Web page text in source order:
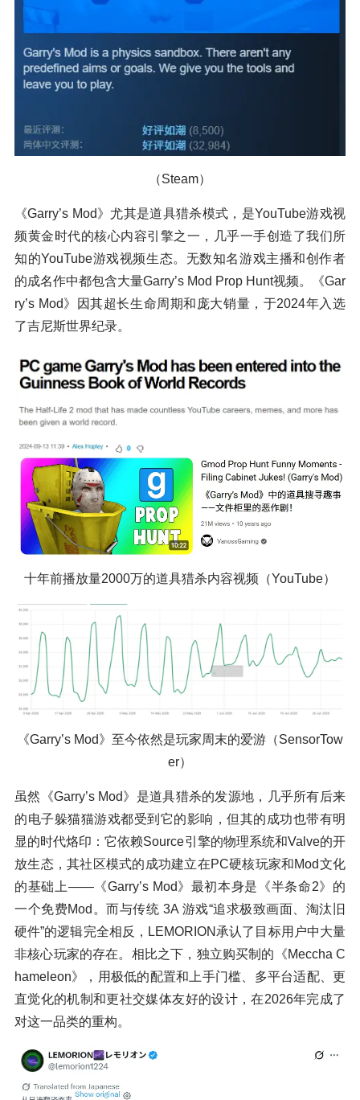
（Steam）
《Garry’s Mod》尤其是道具猎杀模式，是YouTube游戏视
频黄金时代的核心内容引擎之一，几乎一手创造了我们所
知的YouTube游戏视频生态。无数知名游戏主播和创作者
的成名作中都包含大量Garry’s Mod Prop Hunt视频。《Gar
ry’s Mod》因其超长生命周期和庞大销量，于2024年入选
了吉尼斯世界纪录。
十年前播放量2000万的道具猎杀内容视频（YouTube）
《Garry’s Mod》至今依然是玩家周末的爱游（SensorTow
er）
虽然《Garry’s Mod》是道具猎杀的发源地，几乎所有后来
的电子躲猫猫游戏都受到它的影响，但其的成功也带有明
显的时代烙印：它依赖Source引擎的物理系统和Valve的开
放生态，其社区模式的成功建立在PC硬核玩家和Mod文化
的基础上——《Garry’s Mod》最初本身是《半条命2》的
一个免费Mod。而与传统 3A 游戏“追求极致画面、淘汰旧
硬件”的逻辑完全相反，LEMORION承认了目标用户中大量
非核心玩家的存在。相比之下，独立购买制的《Meccha C
hameleon》，用极低的配置和上手门槛、多平台适配、更
直觉化的机制和更社交媒体友好的设计，在2026年完成了
对这一品类的重构。